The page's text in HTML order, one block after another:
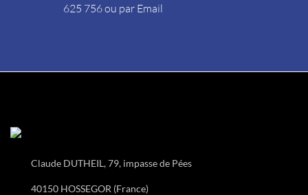
625 756 ou par Email
Claude DUTHEIL, 79, impasse de Pées
40150 HOSSEGOR (France)